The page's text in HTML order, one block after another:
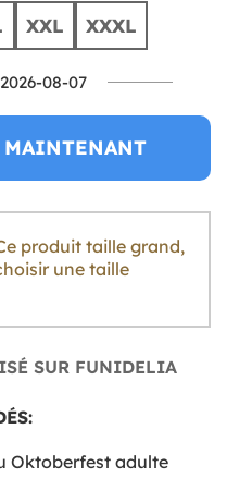
XXL XXXL
08-07
MAINTENANT
une taille
SUR FUNIDELIA
Oktoberfest adulte